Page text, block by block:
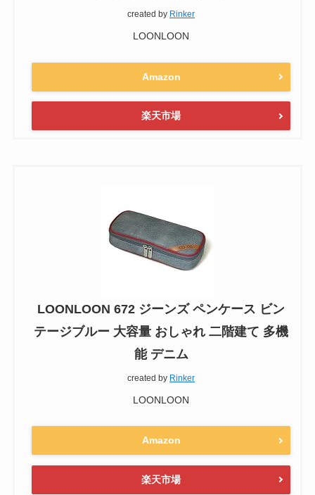
created by Rinker
LOONLOON
Amazon
楽天市場
LOONLOON 672 ジーンズ ペンケース ビン
テージブルー 大容量 おしゃれ 二階建て 多機
能 デニム
created by Rinker
LOONLOON
Amazon
楽天市場